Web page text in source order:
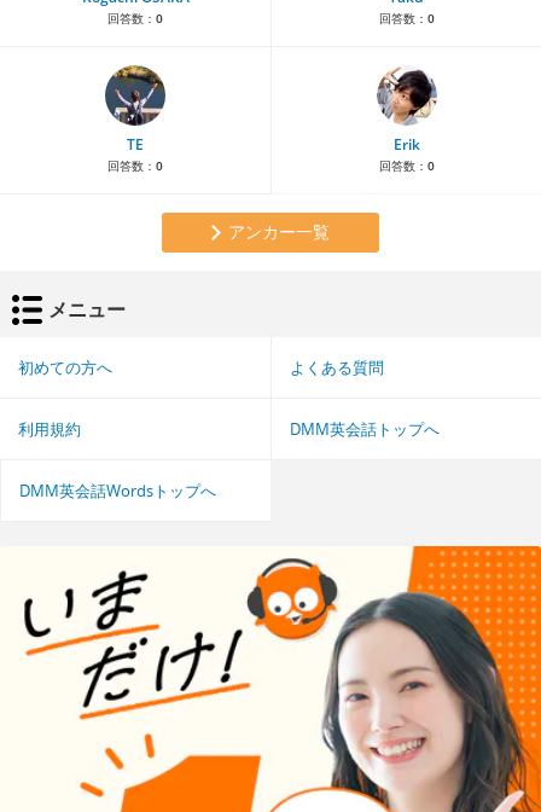
回答数： 0 回答数： 0
TE
回答数： 0
Erik
回答数： 0
アンカー一覧
メニュー
初めての方へ よくある質問
利用規約 DMM英会話トップへ
DMM英会話Wordsトップへ